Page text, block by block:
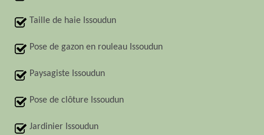
Taille de haie Issoudun
Pose de gazon en rouleau Issoudun
Paysagiste Issoudun
Pose de clôture Issoudun
Jardinier Issoudun